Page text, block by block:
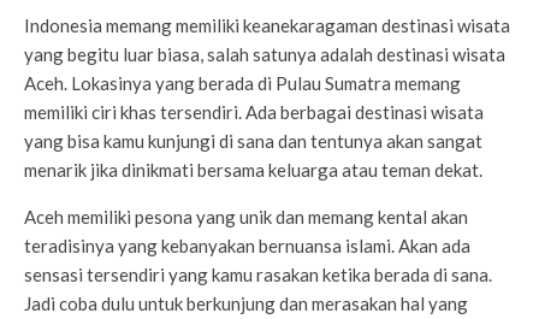
Indonesia memang memiliki keanekaragaman destinasi wisata
yang begitu luar biasa, salah satunya adalah destinasi wisata
Aceh. Lokasinya yang berada di Pulau Sumatra memang
memiliki ciri khas tersendiri. Ada berbagai destinasi wisata
yang bisa kamu kunjungi di sana dan tentunya akan sangat
menarik jika dinikmati bersama keluarga atau teman dekat.
Aceh memiliki pesona yang unik dan memang kental akan
teradisinya yang kebanyakan bernuansa islami. Akan ada
sensasi tersendiri yang kamu rasakan ketika berada di sana.
Jadi coba dulu untuk berkunjung dan merasakan hal yang